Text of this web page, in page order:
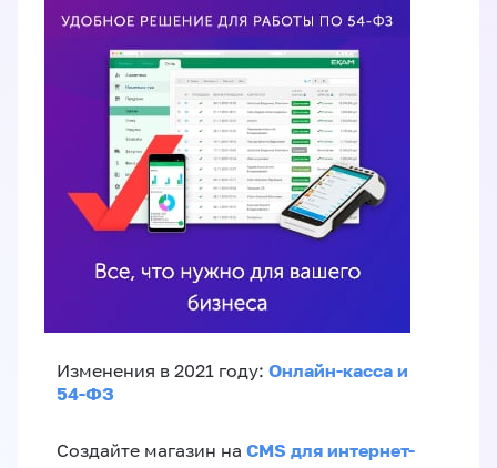
Изменения в 2021 году: Онлайн-касса и
54-ФЗ
Создайте магазин на CMS для интернет-